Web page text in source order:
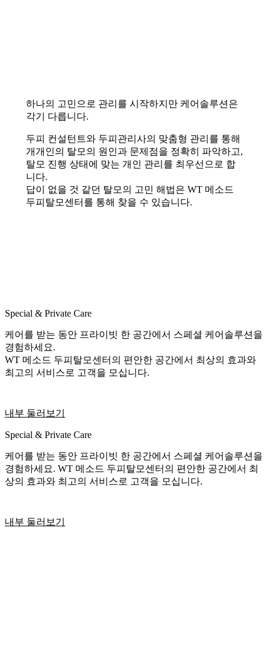
하나의 고민으로 관리를 시작하지만 케어솔루션은
각기 다릅니다.
두피 컨설턴트와 두피관리사의 맞춤형 관리를 통해
개개인의 탈모의 원인과 문제점을 정확히 파악하고,
탈모 진행 상태에 맞는 개인 관리를 최우선으로 합
니다.
답이 없을 것 같던 탈모의 고민 해법은 WT 메소드
두피탈모센터를 통해 찾을 수 있습니다.
Special & Private Care
케어를 받는 동안 프라이빗 한 공간에서 스페셜 케어솔루션을
경험하세요.
WT 메소드 두피탈모센터의 편안한 공간에서 최상의 효과와
최고의 서비스로 고객을 모십니다.
내부 둘러보기
Special & Private Care
케어를 받는 동안 프라이빗 한 공간에서 스페셜 케어솔루션을
경험하세요. WT 메소드 두피탈모센터의 편안한 공간에서 최
상의 효과와 최고의 서비스로 고객을 모십니다.
내부 둘러보기